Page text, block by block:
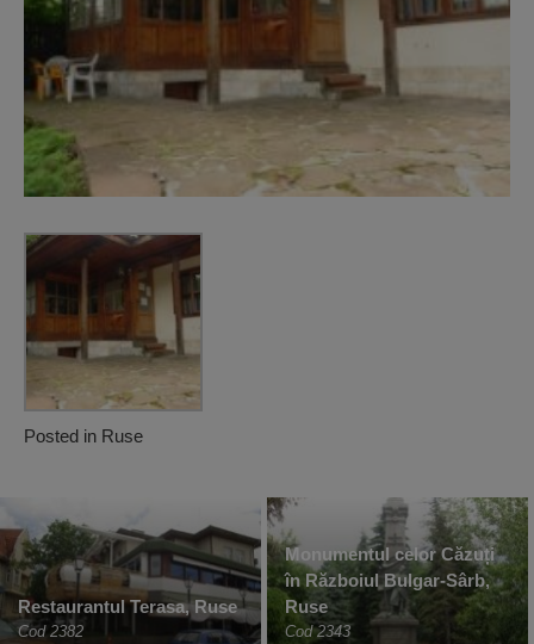
Posted in Ruse
Restaurantul Terasa, Ruse
Cod 2382
Monumentul celor Căzuți
în Războiul Bulgar-Sârb,
Ruse
Cod 2343